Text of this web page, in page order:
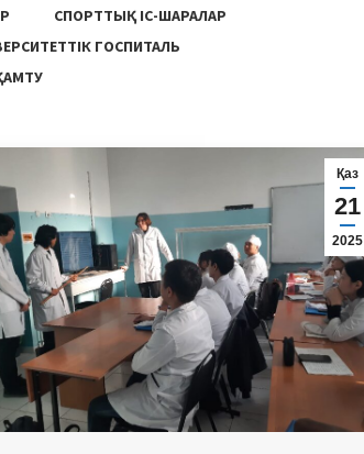
СПОРТТЫҚ ІС-ШАРАЛАР
ГОСПИТАЛЬ
Қаз
21
2025